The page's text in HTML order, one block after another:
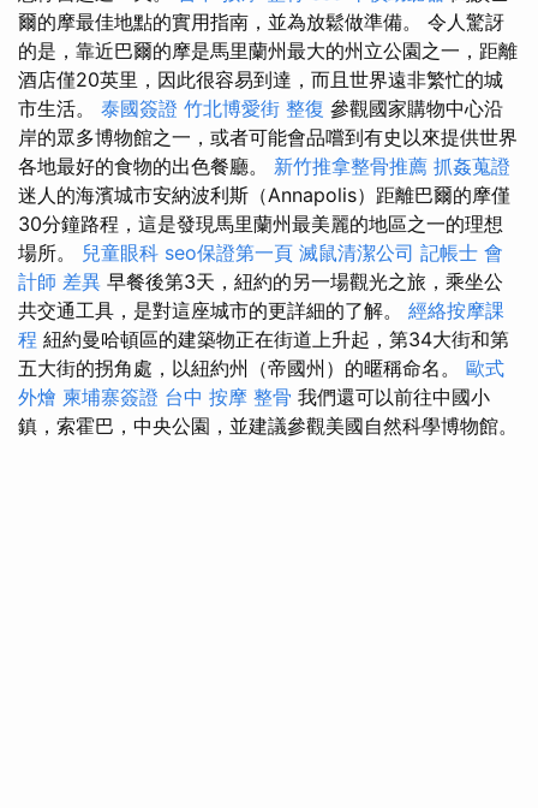
爾的摩最佳地點的實用指南，並為放鬆做準備。 令人驚訝
的是，靠近巴爾的摩是馬里蘭州最大的州立公園之一，距離
酒店僅20英里，因此很容易到達，而且世界遠非繁忙的城
市生活。 泰國簽證 竹北博愛街 整復 參觀國家購物中心沿
岸的眾多博物館之一，或者可能會品嚐到有史以來提供世界
各地最好的食物的出色餐廳。 新竹推拿整骨推薦 抓姦蒐證
迷人的海濱城市安納波利斯（Annapolis）距離巴爾的摩僅
30分鐘路程，這是發現馬里蘭州最美麗的地區之一的理想
場所。 兒童眼科 seo保證第一頁 滅鼠清潔公司 記帳士 會
計師 差異 早餐後第3天，紐約的另一場觀光之旅，乘坐公
共交通工具，是對這座城市的更詳細的了解。 經絡按摩課
程 紐約曼哈頓區的建築物正在街道上升起，第34大街和第
五大街的拐角處，以紐約州（帝國州）的暱稱命名。 歐式
外燴 柬埔寨簽證 台中 按摩 整骨 我們還可以前往中國小
鎮，索霍巴，中央公園，並建議參觀美國自然科學博物館。